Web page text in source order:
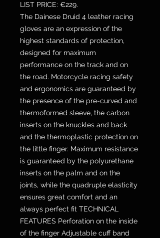
LIST PRICE: €229.
The Dainese Druid 4 leather racing
gloves are an expression of the
highest standards of protection,
designed for maximum
performance on the track and on
the road. Motorcycle racing safety
and ergonomics are guaranteed by
the presence of the pre-curved and
thermoformed sleeve, the carbon
inserts on the knuckles and back
and the thermoplastic protection on
the little finger. Maximum resistance
is guaranteed by the polyurethane
inserts on the palm and on the
joints, while the quadruple elasticity
ensures great comfort and an
always perfect fit TECHNICAL
FEATURES Perforation on the inside
of the finger Adjustable cuff band